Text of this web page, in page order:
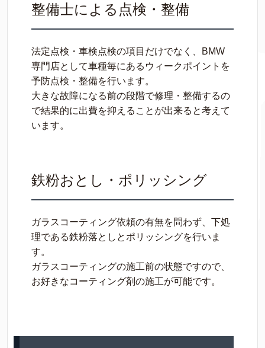
整備士による点検・整備
法定点検・車検点検の項目だけでなく、BMW
専門店として車種毎にあるウィークポイントを
予防点検・整備を行います。
大きな故障になる前の段階で修理・整備するの
で結果的に出費を抑えることが出来ると考えて
います。
鉄粉おとし・ポリッシング
ガラスコーティング依頼の有無を問わず、下処
理である鉄粉落としとポリッシングを行いま
す。
ガラスコーティングの施工前の状態ですので、
お好きなコーティング剤の施工が可能です。